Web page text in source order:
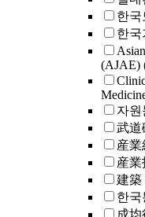
한국
한국
(AJAE)
자원
武道
産業
産業
建築
한국
成均